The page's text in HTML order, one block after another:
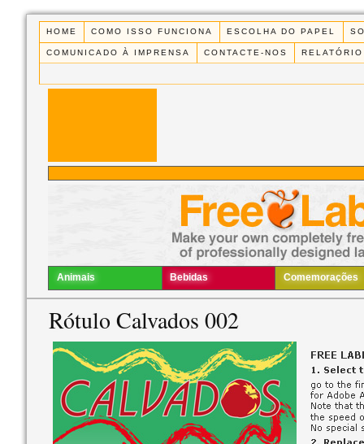
HOME COMO ISSO FUNCIONA ESCOLHA DO PAPEL
COMUNICADO À IMPRENSA CONTACTE-NOS
Animais Bebidas Comemorações
Rótulo Calvados 002